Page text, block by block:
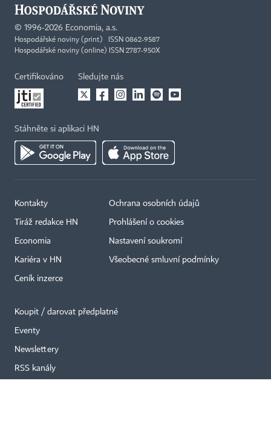
© 1996-2026 Economia, a.s.
Hospodářské noviny (print) ISSN 0862-9587
Hospodářské noviny (online) ISSN 2787-950X
Certifikováno Sledujte nás
Stáhněte si aplikaci HN
Kontakty
Tiráž redakce HN
Economia
Kariéra v HN
Ceník inzerce
Ochrana osobních údajů
Prohlášení o cookies
Nastavení soukromí
Všeobecné smluvní podmínky
Koupit / darovat předplatné
Eventy
Newslettery
RSS kanály